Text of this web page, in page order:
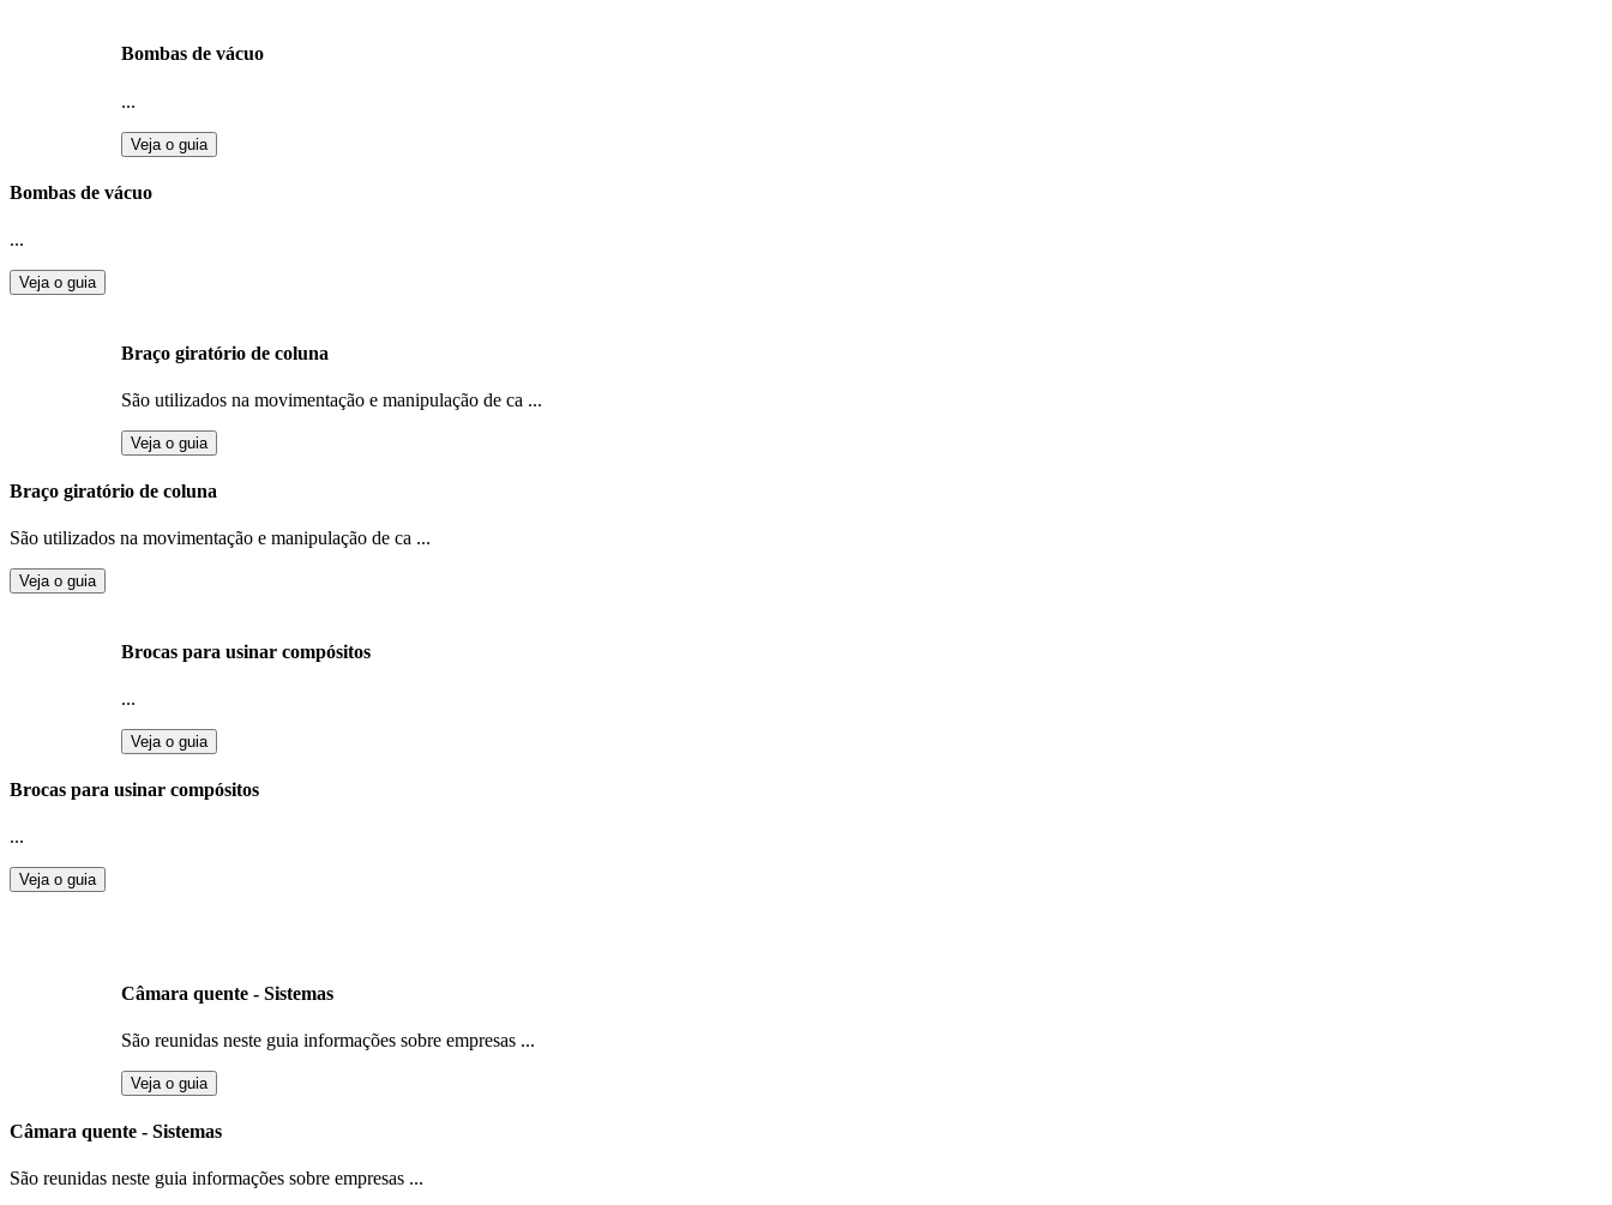
Bombas de vácuo
...
Veja o guia
Bombas de vácuo
...
Veja o guia
Braço giratório de coluna
São utilizados na movimentação e manipulação de ca ...
Veja o guia
Braço giratório de coluna
São utilizados na movimentação e manipulação de ca ...
Veja o guia
Brocas para usinar compósitos
...
Veja o guia
Brocas para usinar compósitos
...
Veja o guia
Câmara quente - Sistemas
São reunidas neste guia informações sobre empresas ...
Veja o guia
Câmara quente - Sistemas
São reunidas neste guia informações sobre empresas ...